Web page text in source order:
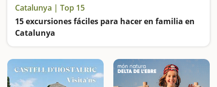
Catalunya | Top 15
15 excursiones fáciles para hacer en familia en
Catalunya